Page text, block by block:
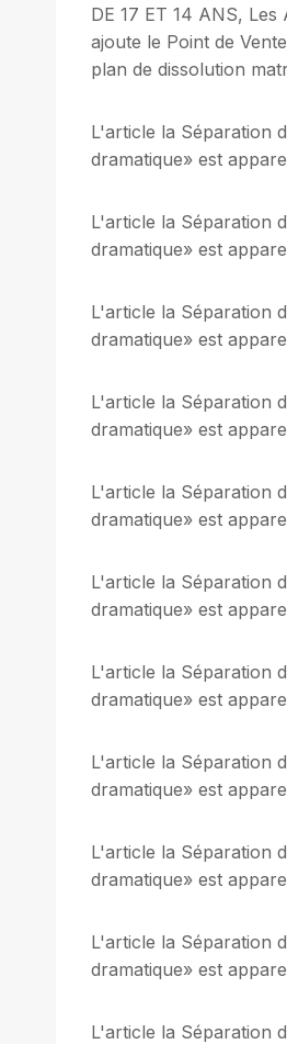
DE 17 ET 14 ANS,
ajoute le Point de
plan de dissolution
L'article la Séparation
dramatique» est
L'article la Séparation
dramatique» est
L'article la Séparation
dramatique» est
L'article la Séparation
dramatique» est
L'article la Séparation
dramatique» est
L'article la Séparation
dramatique» est
L'article la Séparation
dramatique» est
L'article la Séparation
dramatique» est
L'article la Séparation
dramatique» est
L'article la Séparation
dramatique» est
L'article la Séparation